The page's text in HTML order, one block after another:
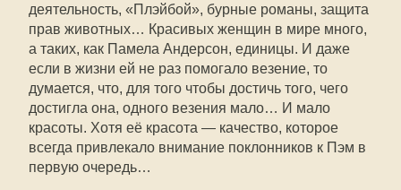
деятельность, «Плэйбой», бурные романы, защита
прав животных… Красивых женщин в мире много,
а таких, как Памела Андерсон, единицы. И даже
если в жизни ей не раз помогало везение, то
думается, что, для того чтобы достичь того, чего
достигла она, одного везения мало… И мало
красоты. Хотя её красота — качество, которое
всегда привлекало внимание поклонников к Пэм в
первую очередь…